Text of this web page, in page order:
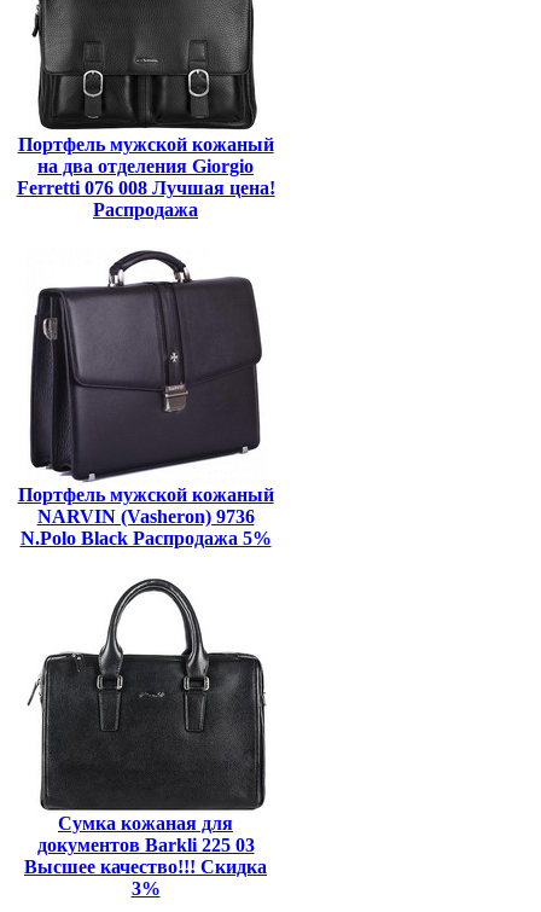
Портфель мужской кожаный
на два отделения Giorgio
Ferretti 076 008 Лучшая цена!
Распродажа
Портфель мужской кожаный
NARVIN (Vasheron) 9736
N.Polo Black Распродажа 5%
Сумка кожаная для
документов Barkli 225 03
Высшее качество!!! Скидка
3%